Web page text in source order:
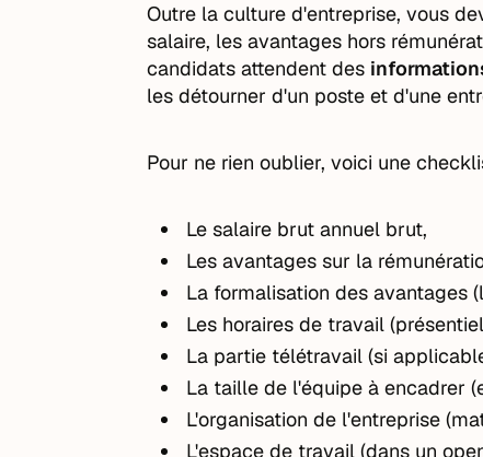
Outre la culture d'entreprise, vous
salaire, les avantages hors
candidats attendent des
les détourner d'un poste et d'une
Pour ne rien oublier, voici une
Le salaire brut annuel brut,
Les avantages sur la
La formalisation des avantages
Les horaires de travail
La partie télétravail (si
La taille de l'équipe à encadrer
L'organisation de l'entreprise
L'espace de travail (dans un